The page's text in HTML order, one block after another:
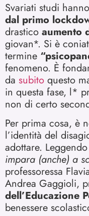
Svariati studi
dal primo
drastico aumento
giovan*. Si è
termine
fenomeno. È
da subito questo
in questa fase, l*
non di certo
Per prima cosa, è
l’identità del
adottare.
impara (anche) a
professoressa
Andrea Gaggioli,
dell’Educazione
benessere